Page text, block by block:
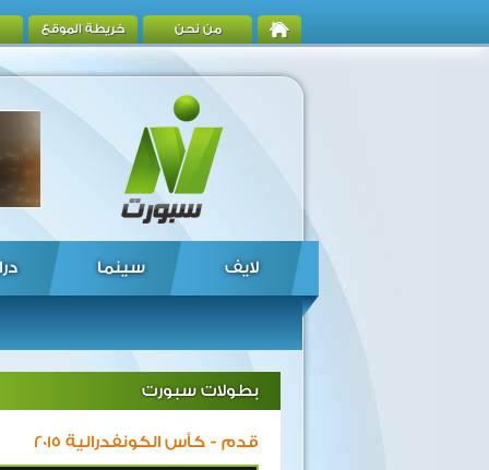
من نحن خريطة الموقع
لايف سينما
بطولات سبورت
قدم - كأس الكونفدرالية 2015